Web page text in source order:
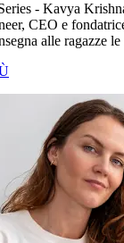
- Kavya
CEO e
alle ragazze